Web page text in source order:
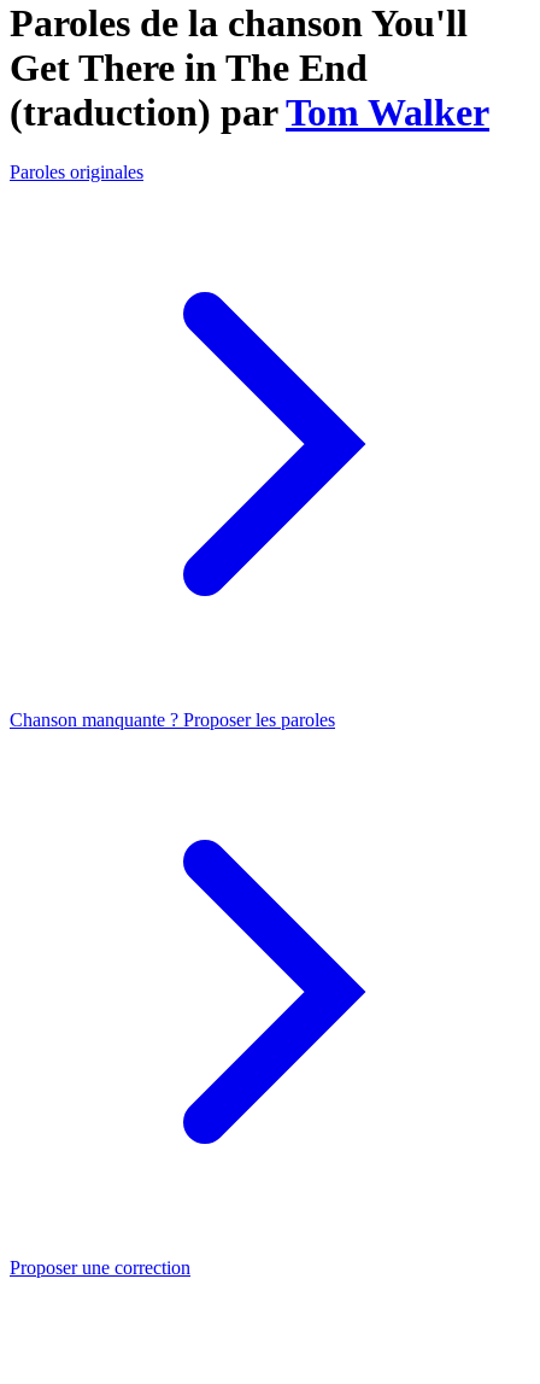
Paroles de la chanson You'll
Get There in The End
(traduction) parTom Walker
Paroles originales
Chanson manquante ? Proposer les paroles
Proposer une correction